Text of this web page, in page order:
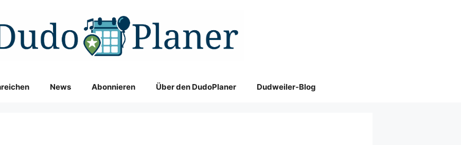
News Abonnieren Über den DudoPlaner Dudweiler-Blog